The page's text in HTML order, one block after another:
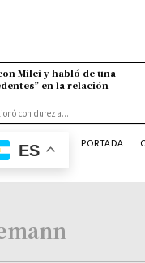
Milei y habló de una
en la relación
con dureza...
ES PORTADA